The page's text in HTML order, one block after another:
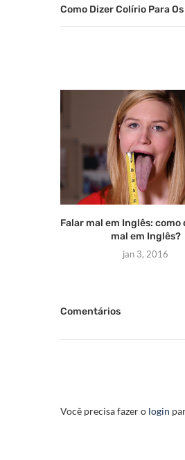
Como Dizer Colírio Para
Falar mal em Inglês:
mal em Inglês?
jan 3, 2016
Comentários
Você precisa fazer o login